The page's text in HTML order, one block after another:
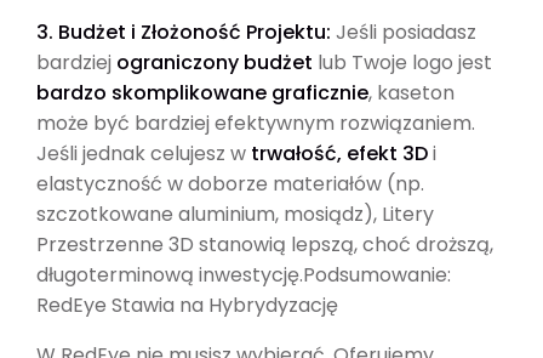
3. Budżet i Złożoność Projektu: Jeśli posiadasz
bardziej ograniczony budżet lub Twoje logo jest
bardzo skomplikowane graficznie, kaseton
może być bardziej efektywnym rozwiązaniem.
Jeśli jednak celujesz w trwałość, efekt 3Di
elastyczność w doborze materiałów (np.
szczotkowane aluminium, mosiądz), Litery
Przestrzenne 3D stanowią lepszą, choć droższą,
długoterminową inwestycję.Podsumowanie:
RedEye Stawia na Hybrydyzację